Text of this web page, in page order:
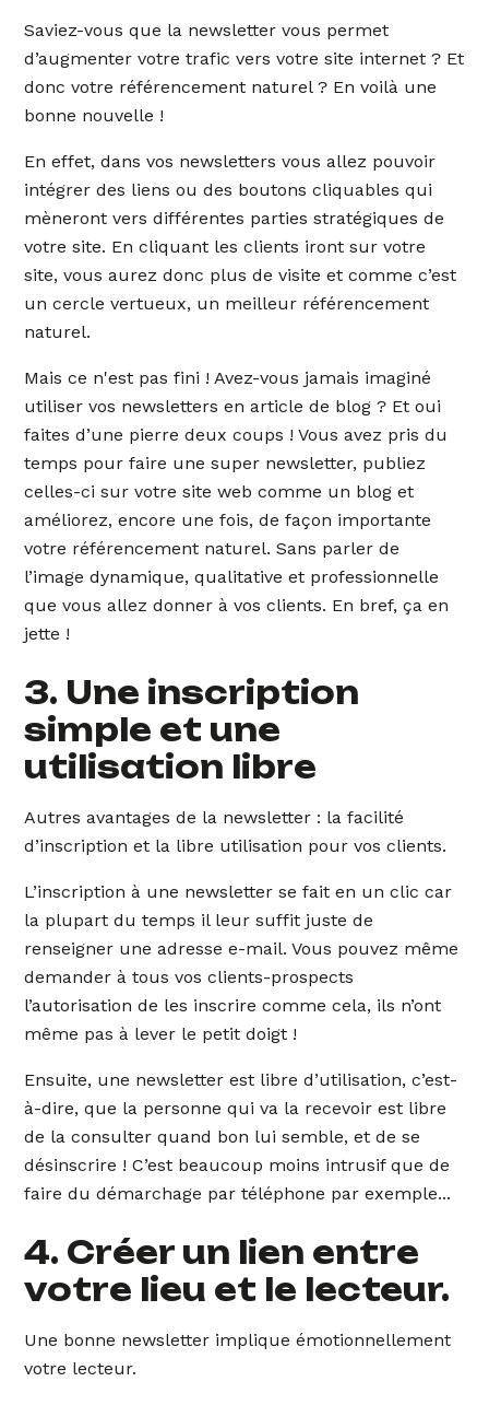
Saviez-vous que la newsletter vous permet
d’augmenter votre trafic vers votre site internet ? Et
donc votre référencement naturel ? En voilà une
bonne nouvelle !
En effet, dans vos newsletters vous allez pouvoir
intégrer des liens ou des boutons cliquables qui
mèneront vers différentes parties stratégiques de
votre site. En cliquant les clients iront sur votre
site, vous aurez donc plus de visite et comme c’est
un cercle vertueux, un meilleur référencement
naturel.
Mais ce n'est pas fini ! Avez-vous jamais imaginé
utiliser vos newsletters en article de blog ? Et oui
faites d’une pierre deux coups ! Vous avez pris du
temps pour faire une super newsletter, publiez
celles-ci sur votre site web comme un blog et
améliorez, encore une fois, de façon importante
votre référencement naturel. Sans parler de
l’image dynamique, qualitative et professionnelle
que vous allez donner à vos clients. En bref, ça en
jette !
3. Une inscription
simple et une
utilisation libre
Autres avantages de la newsletter : la facilité
d’inscription et la libre utilisation pour vos clients.
L’inscription à une newsletter se fait en un clic car
la plupart du temps il leur suffit juste de
renseigner une adresse e-mail. Vous pouvez même
demander à tous vos clients-prospects
l’autorisation de les inscrire comme cela, ils n’ont
même pas à lever le petit doigt !
Ensuite, une newsletter est libre d’utilisation, c’est-
à-dire, que la personne qui va la recevoir est libre
de la consulter quand bon lui semble, et de se
désinscrire ! C’est beaucoup moins intrusif que de
faire du démarchage par téléphone par exemple...
4. Créer un lien entre
votre lieu et le lecteur.
Une bonne newsletter implique émotionnellement
votre lecteur.